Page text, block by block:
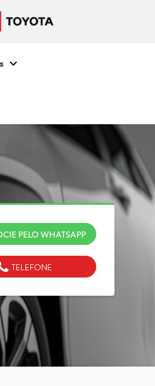
PELO WHATSAPP
TELEFONE